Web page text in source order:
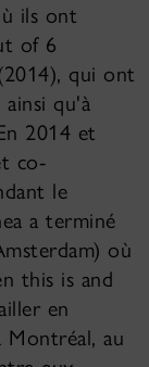
ils ont
of 6
qui ont
qu'à
2014 et
co-
le
a terminé
où
this is and
en
Montréal, au